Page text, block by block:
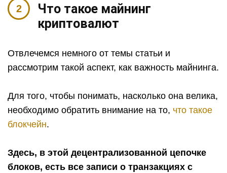
Что такое майнинг
криптовалют
Отвлечемся немного от темы статьи и
рассмотрим такой аспект, как важность майнинга.
Для того, чтобы понимать, насколько она велика,
необходимо обратить внимание на то, что такое
блокчейн.
Здесь, в этой децентрализованной цепочке
блоков, есть все записи о транзакциях с